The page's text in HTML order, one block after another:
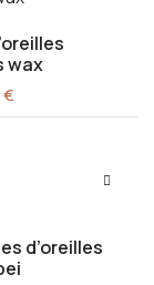
wax
€Le
d’oreilles